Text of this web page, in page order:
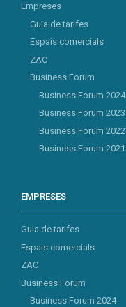
Empreses
Guia de tarifes
Espais comercials
ZAC
Business Forum
Business Forum 2024
Business Forum 2023
Business Forum 2022
Business Forum 2021
EMPRESES
Guia de tarifes
Espais comercials
ZAC
Business Forum
Business Forum 2024